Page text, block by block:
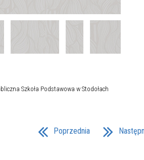
Szkoła Podstawowa w Stodołach
Poprzednia